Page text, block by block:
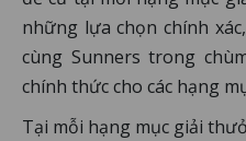
những lựa chọn chính
cùng Sunners trong
chính thức cho các hạng
Tại mỗi hạng mục giải